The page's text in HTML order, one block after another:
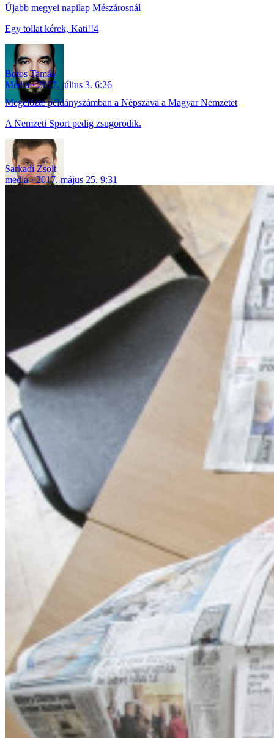
Újabb megyei napilap Mészárosnál
Egy tollat kérek, Kati!!4
Botos Tamás
Média
2017. július 3. 6:26
Megelőzte példányszámban a Népszava a Magyar Nemzetet
A Nemzeti Sport pedig zsugorodik.
Sarkadi Zsolt
media
2017. május 25. 9:31